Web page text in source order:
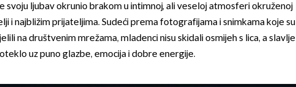
svoju ljubav okrunio brakom u intimnoj, ali veseloj atmosferi okruženoj
i najbližim prijateljima. Sudeći prema fotografijama i snimkama koje su
na društvenim mrežama, mladenci nisu skidali osmijeh s lica, a slavlje
uz puno glazbe, emocija i dobre energije.